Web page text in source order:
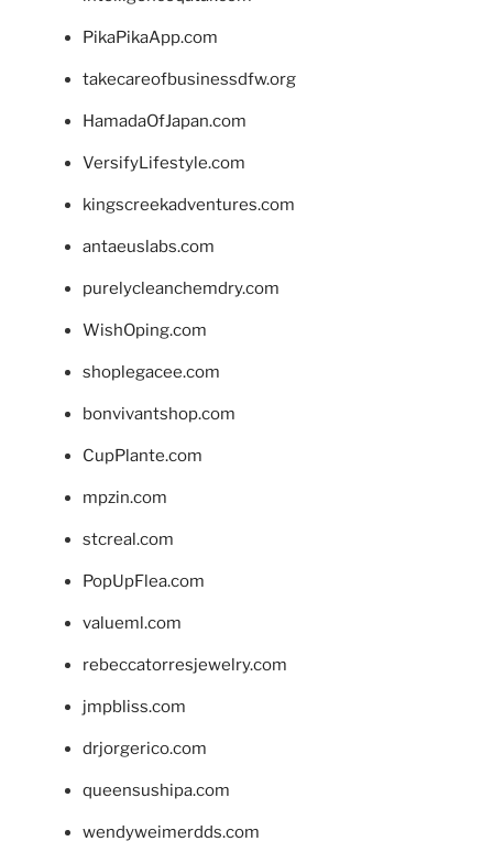
PikaPikaApp.com
takecareofbusinessdfw.org
HamadaOfJapan.com
VersifyLifestyle.com
kingscreekadventures.com
antaeuslabs.com
purelycleanchemdry.com
WishOping.com
shoplegacee.com
bonvivantshop.com
CupPlante.com
mpzin.com
stcreal.com
PopUpFlea.com
valueml.com
rebeccatorresjewelry.com
jmpbliss.com
drjorgerico.com
queensushipa.com
wendyweimerdds.com